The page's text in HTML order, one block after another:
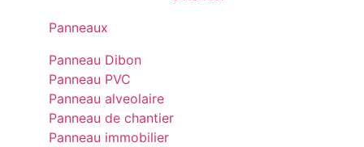
Panneaux
Panneau Dibon
Panneau PVC
Panneau alveolaire
Panneau de chantier
Panneau immobilier